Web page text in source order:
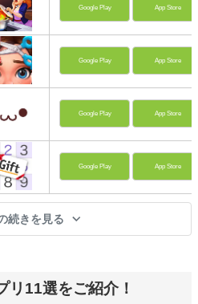
Google Play App Store
Google Play App Store
Google Play App Store
Google Play App Store
続きを見る
リ11選をご紹介！